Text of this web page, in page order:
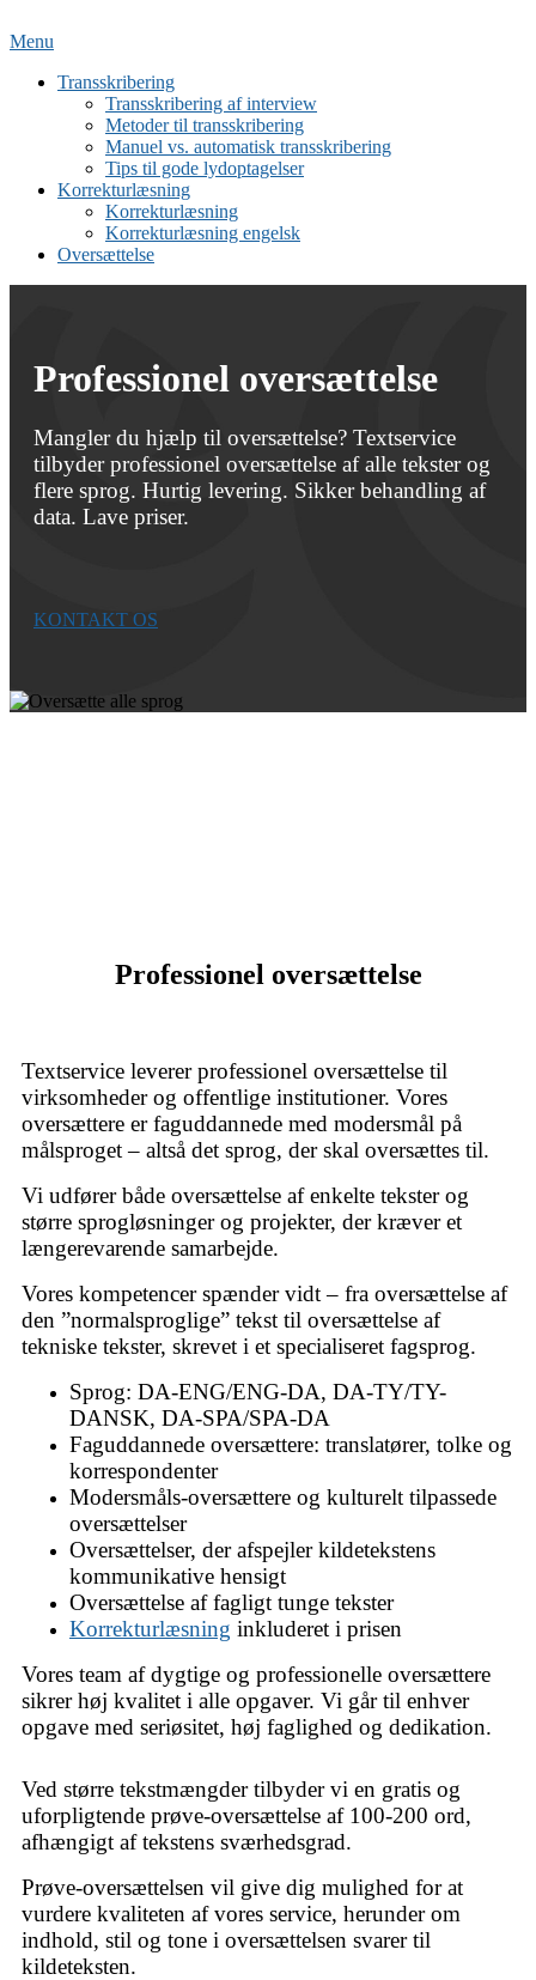
til
Menu
Transskribering
Transskribering af interview
Metoder til transskribering
Manuel vs. automatisk transskribering
Tips til gode lydoptagelser
Korrekturlæsning
Korrekturlæsning
Korrekturlæsning engelsk
Oversættelse
Professionel oversættelse
Mangler du hjælp til oversættelse? Textservice
tilbyder professionel oversættelse af alle tekster og
flere sprog. Hurtig levering. Sikker behandling af
data. Lave priser.
KONTAKT OS
Professionel oversættelse
Textservice leverer professionel oversættelse til
virksomheder og offentlige institutioner. Vores
oversættere er faguddannede med modersmål på
målsproget – altså det sprog, der skal oversættes til.
Vi udfører både oversættelse af enkelte tekster og
større sprogløsninger og projekter, der kræver et
længerevarende samarbejde.
Vores kompetencer spænder vidt – fra oversættelse af
den ”normalsproglige” tekst til oversættelse af
tekniske tekster, skrevet i et specialiseret fagsprog.
Sprog: DA-ENG/ENG-DA, DA-TY/TY-
DANSK, DA-SPA/SPA-DA
Faguddannede oversættere: translatører, tolke og
korrespondenter
Modersmåls-oversættere og kulturelt tilpassede
oversættelser
Oversættelser, der afspejler kildetekstens
kommunikative hensigt
Oversættelse af fagligt tunge tekster
Korrekturlæsning inkluderet i prisen
Vores team af dygtige og professionelle oversættere
sikrer høj kvalitet i alle opgaver. Vi går til enhver
opgave med seriøsitet, høj faglighed og dedikation.
Ved større tekstmængder tilbyder vi en gratis og
uforpligtende prøve-oversættelse af 100-200 ord,
afhængigt af tekstens sværhedsgrad.
Prøve-oversættelsen vil give dig mulighed for at
vurdere kvaliteten af vores service, herunder om
indhold, stil og tone i oversættelsen svarer til
kildeteksten.